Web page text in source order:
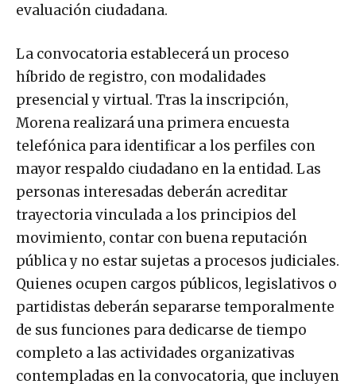
evaluación ciudadana.
La convocatoria establecerá un proceso
híbrido de registro, con modalidades
presencial y virtual. Tras la inscripción,
Morena realizará una primera encuesta
telefónica para identificar a los perfiles con
mayor respaldo ciudadano en la entidad. Las
personas interesadas deberán acreditar
trayectoria vinculada a los principios del
movimiento, contar con buena reputación
pública y no estar sujetas a procesos judiciales.
Quienes ocupen cargos públicos, legislativos o
partidistas deberán separarse temporalmente
de sus funciones para dedicarse de tiempo
completo a las actividades organizativas
contempladas en la convocatoria, que incluyen